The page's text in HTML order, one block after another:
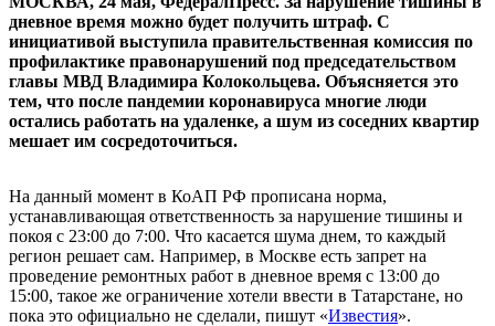
дневное время можно будет получить штраф. С
инициативой выступила правительственная комиссия по
профилактике правонарушений под председательством
главы МВД Владимира Колокольцева. Объясняется это
тем, что после пандемии коронавируса многие люди
остались работать на удаленке, а шум из соседних квартир
мешает им сосредоточиться.
На данный момент в КоАП РФ прописана норма,
устанавливающая ответственность за нарушение тишины и
покоя с 23:00 до 7:00. Что касается шума днем, то каждый
регион решает сам. Например, в Москве есть запрет на
проведение ремонтных работ в дневное время с 13:00 до
15:00, такое же ограничение хотели ввести в Татарстане, но
пока это официально не сделали, пишут «Известия».